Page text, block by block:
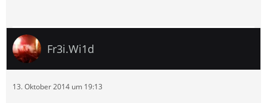
Fr3i.Wi1d
13. Oktober 2014 um 19:13